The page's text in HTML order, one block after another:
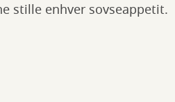
stille enhver sovseappetit.